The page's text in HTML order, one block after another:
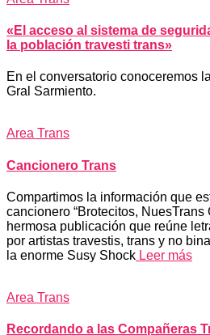
«El acceso al sistema de
la población travesti trans»
En el conversatorio conoceremos
Gral Sarmiento.
Area Trans
Cancionero Trans
Compartimos la información que
cancionero “Brotecitos, NuesTrans
hermosa publicación que reúne
por artistas travestis, trans y no
la enorme Susy Shock Leer más
Area Trans
Recordando a las Compañeras